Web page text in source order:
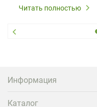
Читать полностью
Информация
Каталог